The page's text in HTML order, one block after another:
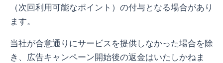
（次回利用可能なポイント）の付与となる場合があり
ます。
当社が合意通りにサービスを提供しなかった場合を除
き、広告キャンペーン開始後の返金はいたしかねま